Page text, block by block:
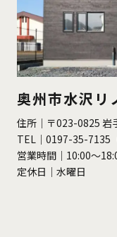
奥州市水沢リ
住所｜〒023-0825 岩
TEL｜0197-35-7135
営業時間｜10:00〜
定休日｜水曜日